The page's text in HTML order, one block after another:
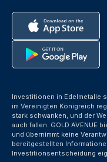
Investitionen in Edelmetalle
im Vereinigten Königreich
stark schwanken, und der
auch fallen. GOLD AVENUE
und übernimmt keine
bereitgestellten
Investitionsentscheidung